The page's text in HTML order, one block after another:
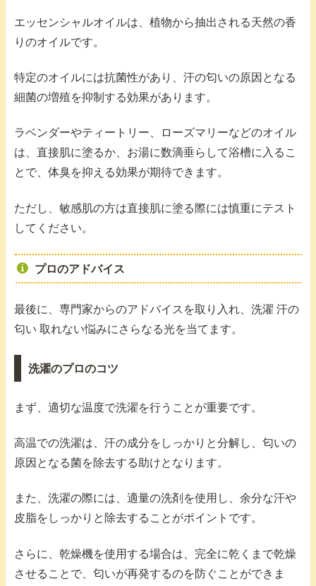
エッセンシャルオイルは、植物から抽出される天然の香
りのオイルです。
特定のオイルには抗菌性があり、汗の匂いの原因となる
細菌の増殖を抑制する効果があります。
ラベンダーやティートリー、ローズマリーなどのオイル
は、直接肌に塗るか、お湯に数滴垂らして浴槽に入るこ
とで、体臭を抑える効果が期待できます。
ただし、敏感肌の方は直接肌に塗る際には慎重にテスト
してください。
プロのアドバイス
最後に、専門家からのアドバイスを取り入れ、洗濯 汗の
匂い 取れない悩みにさらなる光を当てます。
洗濯のプロのコツ
まず、適切な温度で洗濯を行うことが重要です。
高温での洗濯は、汗の成分をしっかりと分解し、匂いの
原因となる菌を除去する助けとなります。
また、洗濯の際には、適量の洗剤を使用し、余分な汗や
皮脂をしっかりと除去することがポイントです。
さらに、乾燥機を使用する場合は、完全に乾くまで乾燥
させることで、匂いが再発するのを防ぐことができま